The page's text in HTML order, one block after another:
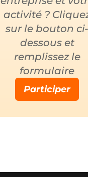
activité ?
sur le bouton ci-
dessous et
remplissez le
formulaire
Participer